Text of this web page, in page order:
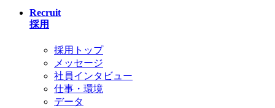
Recruit
採用
採用トップ
メッセージ
社員インタビュー
仕事・環境
データ